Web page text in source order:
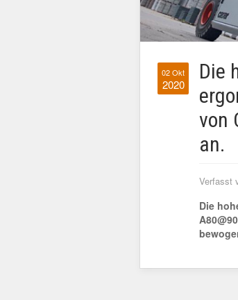
02 Okt
2020
Die
von
an.
Verfasst
Die